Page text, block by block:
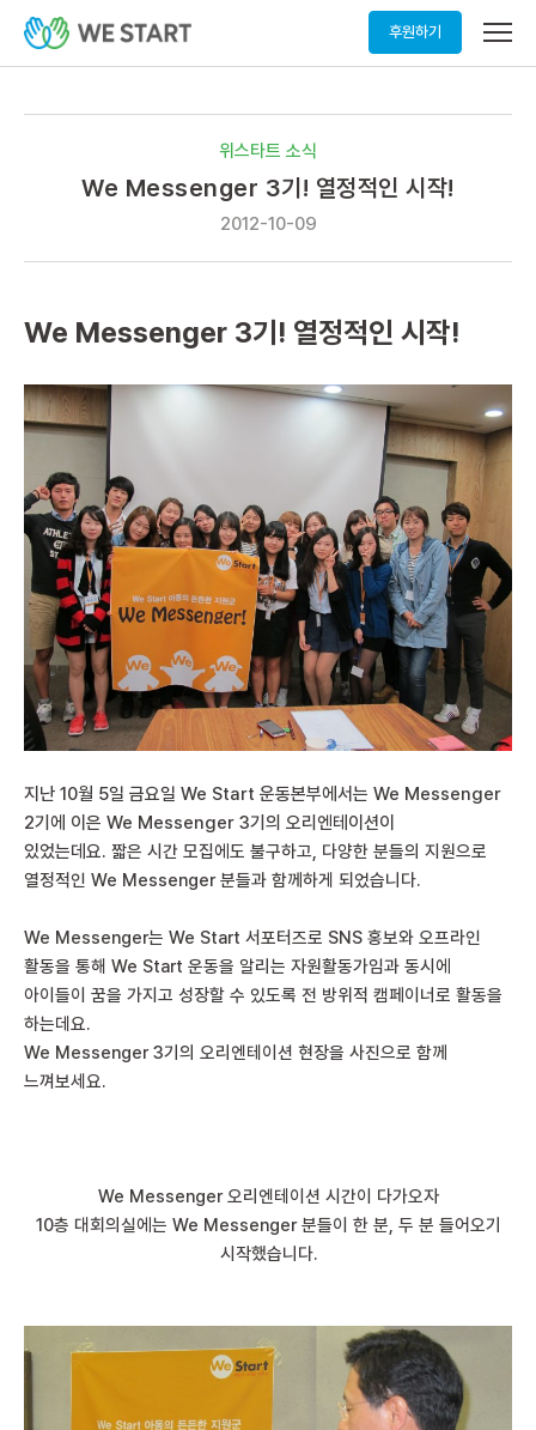
후원하기
메
열
위스타트 소식
We Messenger 3기! 열정적인 시작!
2012-10-09
We Messenger 3기! 열정적인 시작!
지난 10월 5일 금요일 We Start 운동본부에서는 We Messenger
2기에 이은 We Messenger 3기의 오리엔테이션이
있었는데요. 짧은 시간 모집에도 불구하고, 다양한 분들의 지원으로
열정적인 We Messenger 분들과 함께하게 되었습니다.
We Messenger는 We Start 서포터즈로 SNS 홍보와 오프라인
활동을 통해 We Start 운동을 알리는 자원활동가임과 동시에
아이들이 꿈을 가지고 성장할 수 있도록 전 방위적 캠페이너로 활동을
하는데요.
We Messenger 3기의 오리엔테이션 현장을 사진으로 함께
느껴보세요.
We Messenger 오리엔테이션 시간이 다가오자
10층 대회의실에는 We Messenger 분들이 한 분, 두 분 들어오기
시작했습니다.